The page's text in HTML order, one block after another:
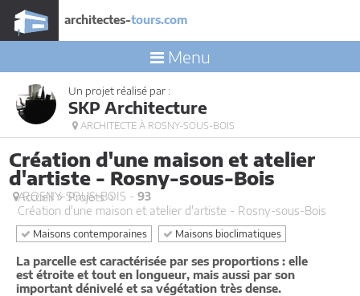
architectes-tours.com
Menu
Un projet réalisé par :
SKP Architecture
ARCHITECTE À ROSNY-SOUS-BOIS
Création d'une maison et atelier
d'artiste - Rosny-sous-Bois
ROSNY-SOUS-BOIS - 93
Accueil
Projets
Création d'une maison et atelier d'artiste - Rosny-sous-Bois
Maisons contemporaines Maisons bioclimatiques
La parcelle est caractérisée par ses proportions : elle
est étroite et tout en longueur, mais aussi par son
important dénivelé et sa végétation très dense.